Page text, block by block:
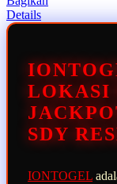
Read
13
halaman
yang
sama.
Details
LOKASI
SDY
IONTOGEL